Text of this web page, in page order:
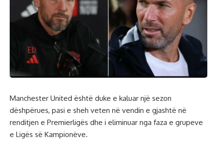
Manchester United është duke e kaluar një sezon
dëshpërues, pasi e sheh veten në vendin e gjashtë në
renditjen e Premierligës dhe i eliminuar nga faza e grupeve
e Ligës së Kampionëve.